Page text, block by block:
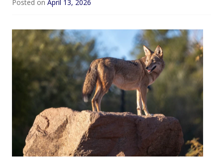
Posted on April 13, 2026